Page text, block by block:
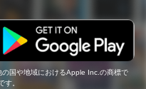
国や地域におけるApple Inc.の商標で
。